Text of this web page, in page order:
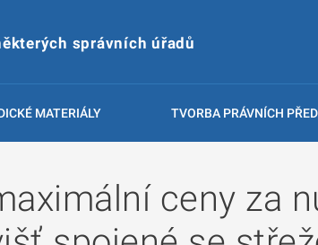
správních úřadů
MATERIÁLY TVORBA PRÁVNÍCH
ceny za